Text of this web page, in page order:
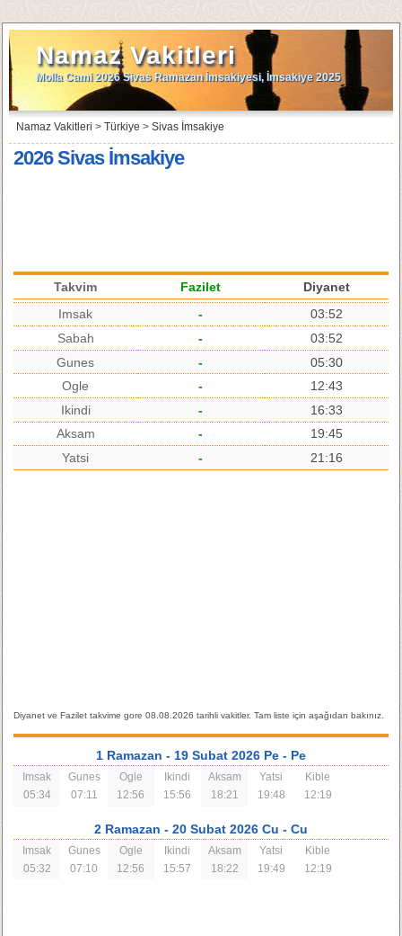
Namaz Vakitleri
Molla Cami 2026 Sivas Ramazan İmsakiyesi, İmsakiye 2025
Namaz Vakitleri >Türkiye >Sivas İmsakiye
2026 Sivas İmsakiye
Takvim
Imsak
Sabah
Gunes
Ogle
Ikindi
Aksam
Yatsi
Fazilet
-
-
-
-
-
-
-
Diyanet
03:52
03:52
05:30
12:43
16:33
19:45
21:16
Diyanet ve Fazilet takvime gore 08.08.2026 tarihli vakitler. Tam liste için aşağıdan bakınız.
1 Ramazan - 19 Subat 2026 Pe - Pe
Imsak
05:34
Gunes
07:11
Ogle
12:56
Ikindi
15:56
Aksam
18:21
Yatsi
19:48
Kible
12:19
2 Ramazan - 20 Subat 2026 Cu - Cu
Imsak
05:32
Gunes
07:10
Ogle
12:56
Ikindi
15:57
Aksam
18:22
Yatsi
19:49
Kible
12:19